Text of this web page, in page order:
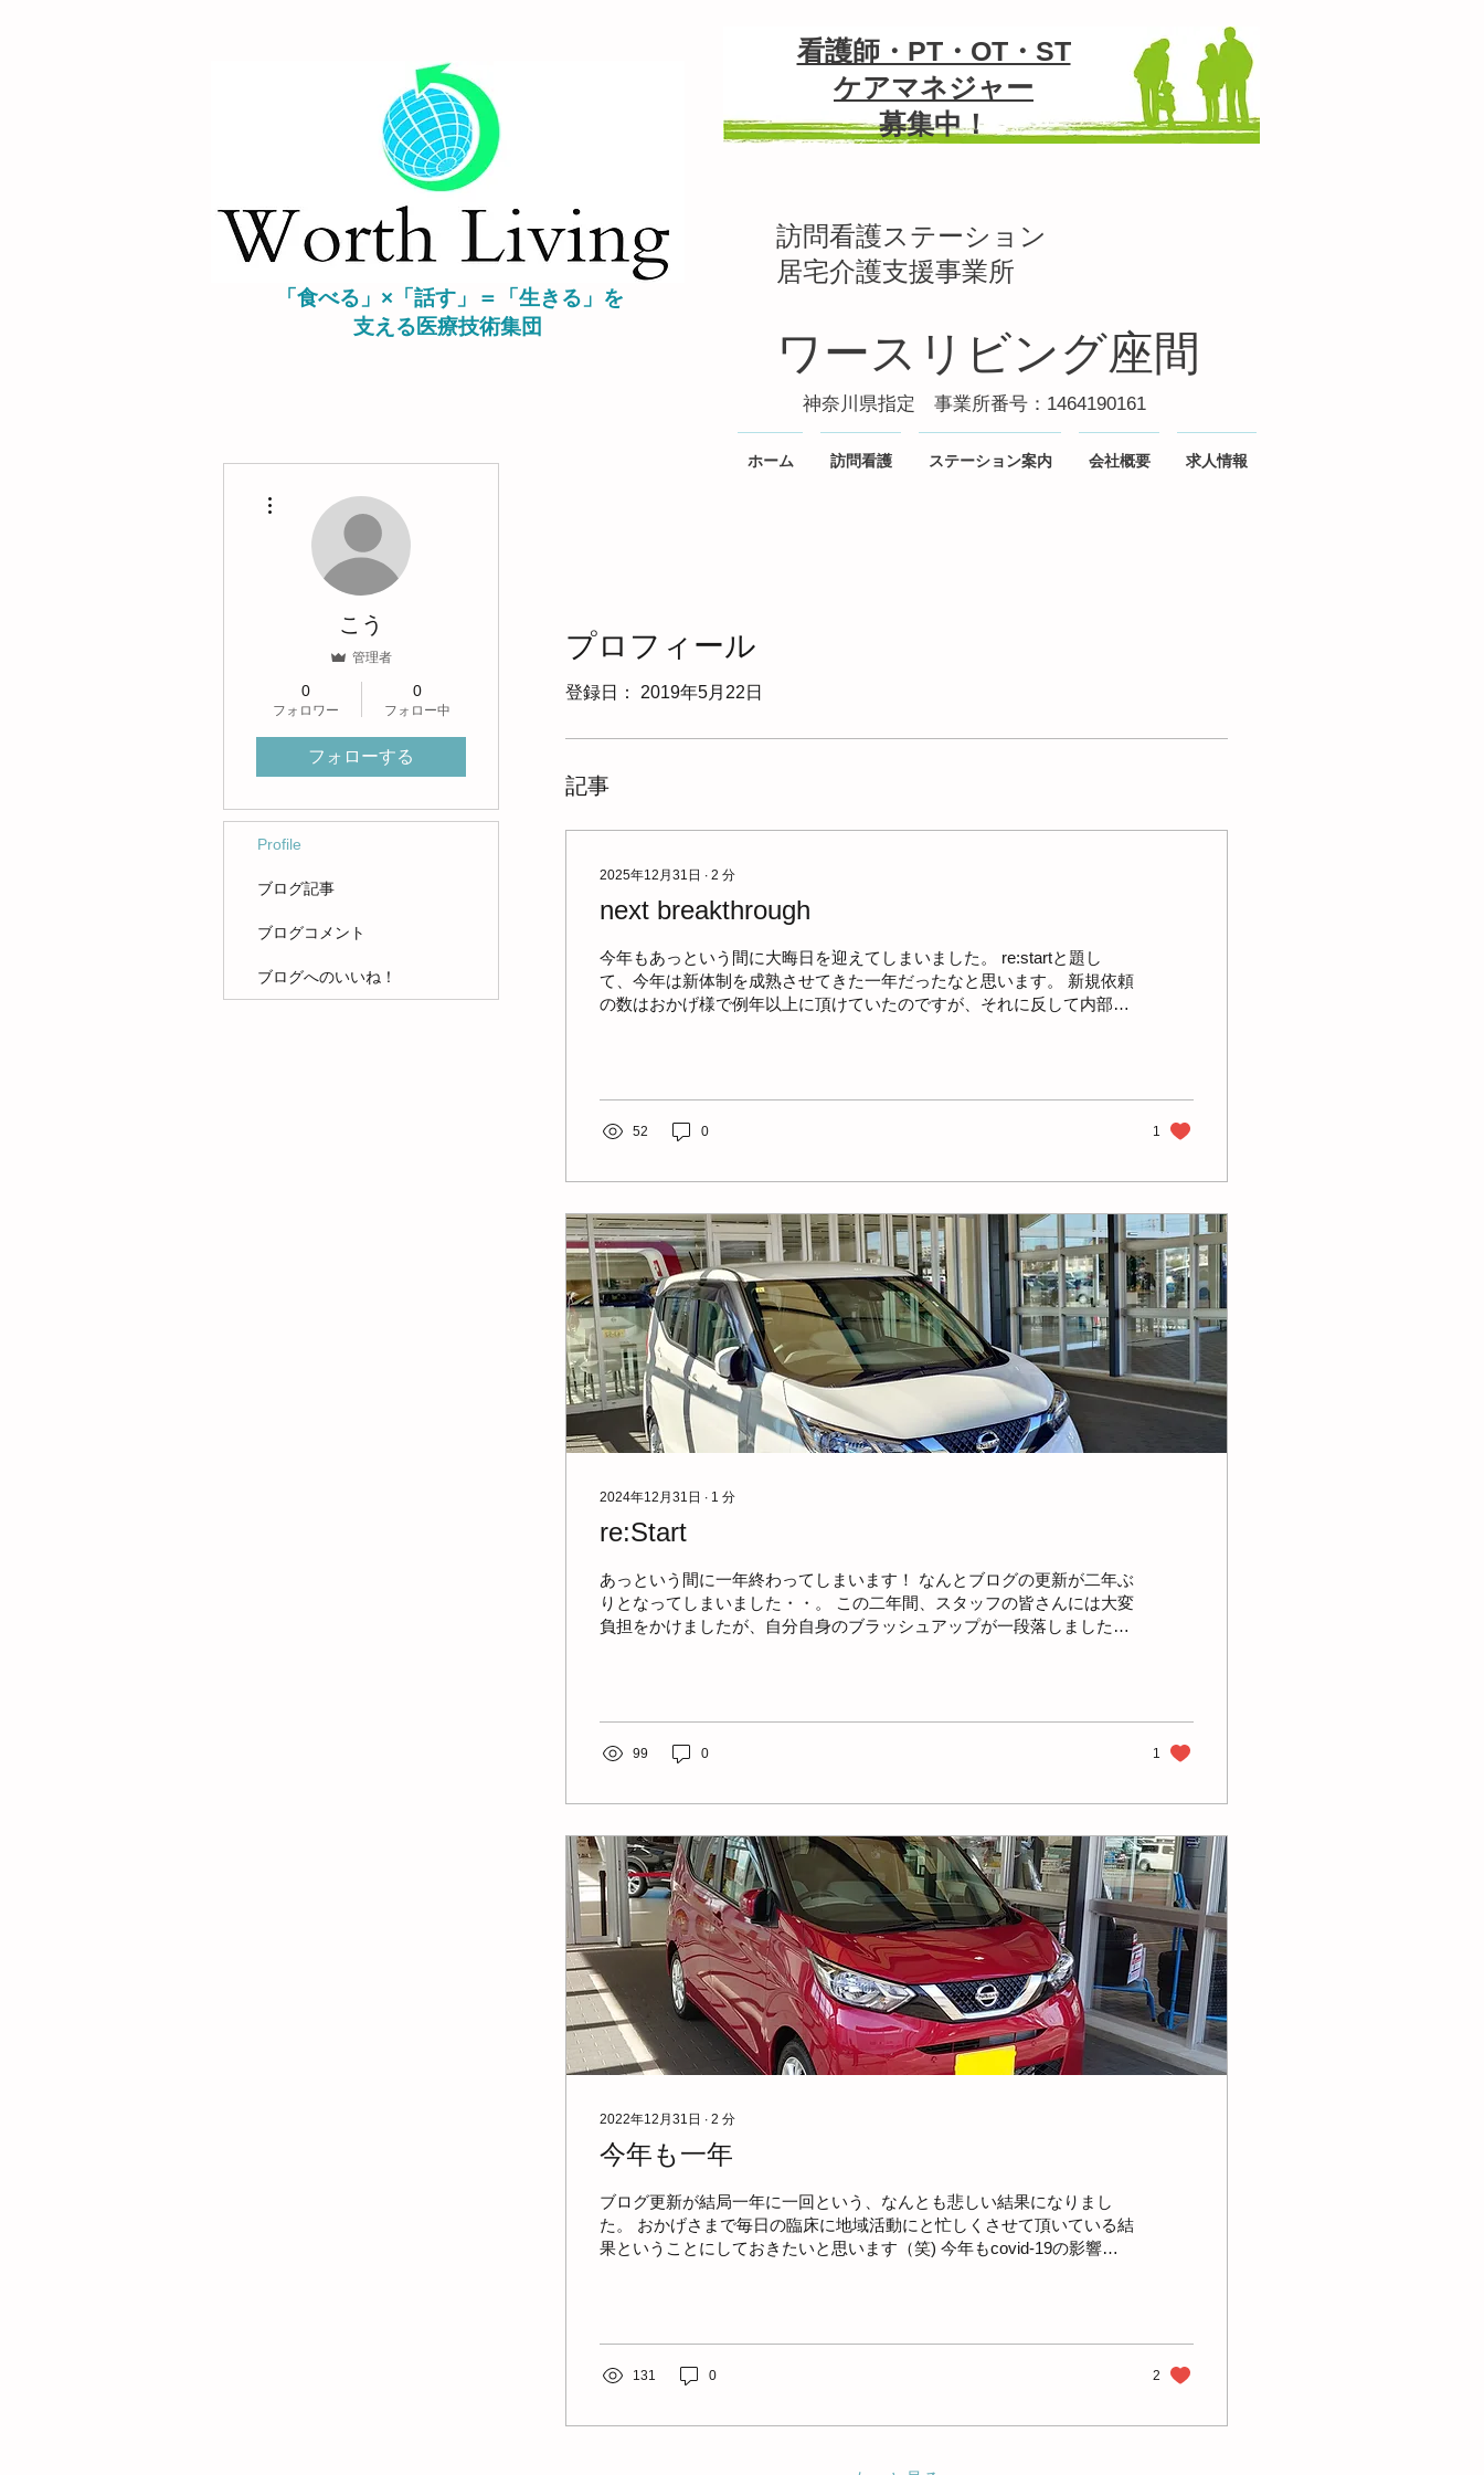
「食べる」×「話す」＝「生きる」を
支える医療技術集団
看護師・PT・OT・ST
ケアマネジャー
募集中！
​訪問看護ステーション
​居宅介護支援事業所
ワースリビング座間
​神奈川県指定 事業所番号：1464190161
ホーム 訪問看護 ステーション案内 会社概要 求人情報
プロフィール
登録日： 2019年5月22日
記事
2025年12月31日 ∙ 2 分
next breakthrough
今年もあっという間に大晦日を迎えてしまいました。 re:startと題し
て、今年は新体制を成熟させてきた一年だったなと思います。 新規依頼
の数はおかげ様で例年以上に頂けていたのですが、それに反して内部環
に、既存スタッフには大きな負担をかけてしまいました。 それでも30
名を超えるスタッフに支えられ、供給できるサービス総量は増えてお
り、大きく成長した一年でもあると感じています。 外部医療機関に対す
いきたいと思っています。 2026年で９期目、規模としても地域医療を
支える重要なインフラとしての機能を有したステーションとして稼働し
ていると感じています。特別訪問看護指示が１日も途切れることはな
く、文字通り24時間365日の体制でサービスを提供できることも強みと
なってきています...
52 0 1
2024年12月31日 ∙ 1 分
re:Start
あっという間に一年終わってしまいます！ なんとブログの更新が二年ぶ
りとなってしまいました・・。 この二年間、スタッフの皆さんには大変
負担をかけましたが、自分自身のブラッシュアップが一段落しました。
99 0 1
2022年12月31日 ∙ 2 分
今年も一年
ブログ更新が結局一年に一回という、なんとも悲しい結果になりまし
た。 おかげさまで毎日の臨床に地域活動にと忙しくさせて頂いている結
果ということにしておきたいと思います（笑) 今年もcovid-19の影響は
131 0 2
こう
管理者
0
フォロワー
0
フォロー中
フォローする
Profile
ブログ記事
ブログコメント
ブログへのいいね！